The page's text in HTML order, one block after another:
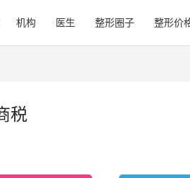
机构 医生 整形圈子 整形价
税